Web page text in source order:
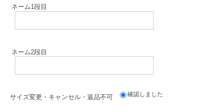
ネーム1段目
ネーム2段目
サイズ変更・キャンセル・返品不可 確認しました